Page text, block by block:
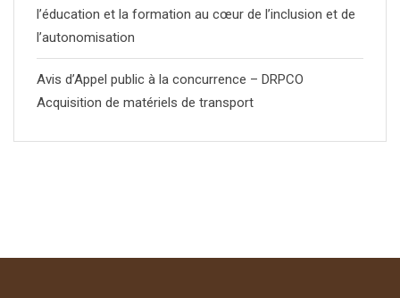
l’éducation et la formation au cœur de l’inclusion et de
l’autonomisation
Avis d’Appel public à la concurrence – DRPCO
Acquisition de matériels de transport